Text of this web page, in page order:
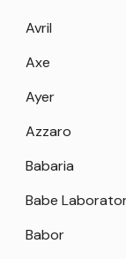
Avril
Axe
Ayer
Azzaro
Babaria
Babe
Babor